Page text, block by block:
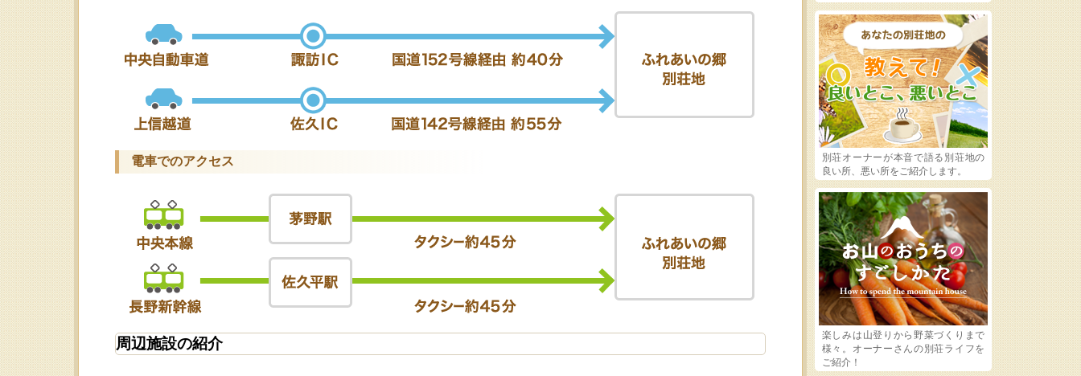
電車でのアクセス
周辺施設の紹介
別荘オーナーが本音で語る別荘地の
良い所、悪い所をご紹介します。
楽しみは山登りから野菜づくりまで
様々。オーナーさんの別荘ライフを
ご紹介！